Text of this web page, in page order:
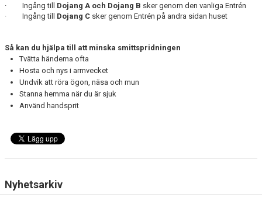
· Ingång till Dojang A och Dojang B sker genom den vanliga Entrén
· Ingång till Dojang C sker genom Entrén på andra sidan huset
Så kan du hjälpa till att minska smittspridningen
Tvätta händerna ofta
Hosta och nys i armvecket
Undvik att röra ögon, näsa och mun
Stanna hemma när du är sjuk
Använd handsprit
Nyhetsarkiv